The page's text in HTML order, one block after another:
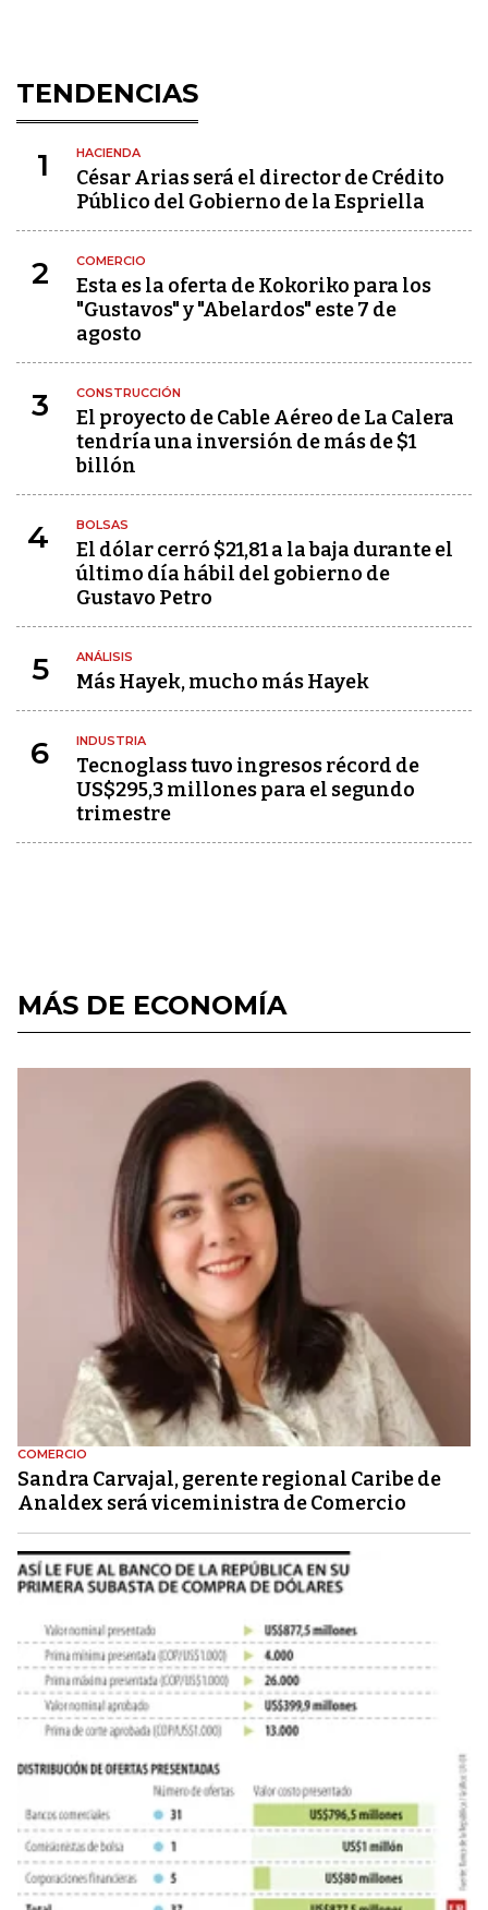
TENDENCIAS
1 HACIENDA
César Arias será el director de Crédito
Público del Gobierno de la Espriella
2 COMERCIO
Esta es la oferta de Kokoriko para los
"Gustavos" y "Abelardos" este 7 de
agosto
3 CONSTRUCCIÓN
El proyecto de Cable Aéreo de La Calera
tendría una inversión de más de $1
billón
4 BOLSAS
El dólar cerró $21,81 a la baja durante el
último día hábil del gobierno de
Gustavo Petro
5 ANÁLISIS
Más Hayek, mucho más Hayek
6 INDUSTRIA
Tecnoglass tuvo ingresos récord de
US$295,3 millones para el segundo
trimestre
MÁS DE ECONOMÍA
COMERCIO
Sandra Carvajal, gerente regional Caribe de
Analdex será viceministra de Comercio